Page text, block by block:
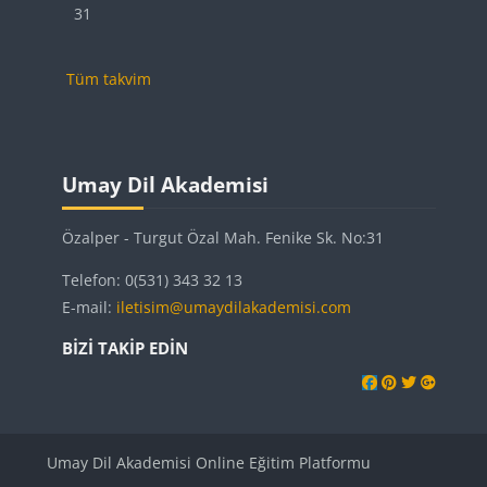
Etkinlik yok, Pazartesi, 31 Ağustos
31
Tüm takvim
Bloklar
Umay Dil Akademisi
Özalper - Turgut Özal Mah. Fenike Sk. No:31
Telefon: 0(531) 343 32 13
E-mail: iletisim@umaydilakademisi.com
BIZI TAKIP EDIN
Umay Dil Akademisi Online Eğitim Platformu